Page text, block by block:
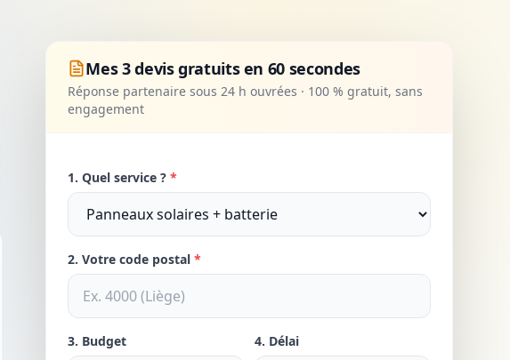
Mes 3 devis gratuits en 60 secondes
Réponse partenaire sous 24 h ouvrées · 100 % gratuit, sans
engagement
1. Quel service ?*
2. Votre code postal*
3. Budget 4. Délai